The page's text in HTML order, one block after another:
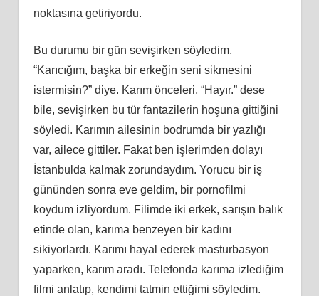
noktasına getiriyordu.
Bu durumu bir gün sevişirken söyledim,
“Karıcığım, başka bir erkeğin seni sikmesini
istermisin?” diye. Karım önceleri, “Hayır.” dese
bile, sevişirken bu tür fantazilerin hoşuna gittiğini
söyledi. Karımın ailesinin bodrumda bir yazlığı
var, ailece gittiler. Fakat ben işlerimden dolayı
İstanbulda kalmak zorundaydım. Yorucu bir iş
gününden sonra eve geldim, bir pornofilmi
koydum izliyordum. Filimde iki erkek, sarışın balık
etinde olan, karıma benzeyen bir kadını
sikiyorlardı. Karımı hayal ederek masturbasyon
yaparken, karım aradı. Telefonda karıma izlediğim
filmi anlatıp, kendimi tatmin ettiğimi söyledim.